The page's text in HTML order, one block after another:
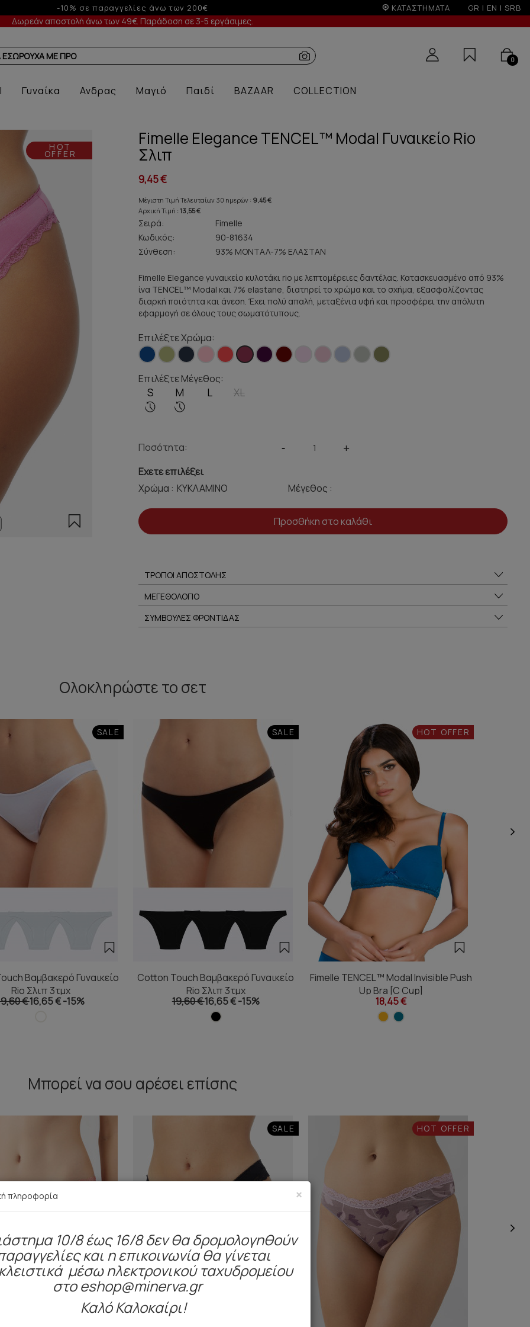
Έως 3 άτοκες δόσεις με πιστωτική άνω των 50€ ΚΑΤΑΣΤΗΜΑΤΑ GR | EN | SRB
Δωρεάν αποστολή άνω των 49€. Παράδοση σε 3-5 εργάσιμες.
ΕΣΩΡΟΥΧΑ ΜΕ ΠΡΟΣΦΟΡΑ 0
Γυναίκα Ανδρας Μαγιό Παιδί BAZAAR COLLECTION
HOT
OFFER
Fimelle Elegance TENCEL™ Modal Γυναικείο Rio
Σλιπ
9,45 €
Μέγιστη Τιμή Τελευταίων 30 ημερών : 9,45 €
Αρχική Τιμή : 13,55 €
Σειρά:
Fimelle
Κωδικός:
90-81634
Σύνθεση:
93% ΜΟΝΤΑΛ-7% ΕΛΑΣΤΑΝ
Fimelle Elegance γυναικείο κυλοτάκι rio με λεπτομέρειες δαντέλας. Κατασκευασμένο από 93%
ίνα TENCEL™ Modal και 7% elastane, διατηρεί το χρώμα και το σχήμα, εξασφαλίζοντας
διαρκή ποιότητα και άνεση. Έχει πολύ απαλή, μεταξένια υφή και προσφέρει την απόλυτη
εφαρμογή σε όλους τους σωματότυπους.
Επιλέξτε Χρώμα:
Επιλέξτε Μέγεθος:
S M L XL
Ποσότητα: - +
Εχετε επιλέξει
Χρώμα :
Μέγεθος :
Προσθήκη στο καλάθι
ΤΡΟΠΟΙ ΑΠΟΣΤΟΛΗΣ
ΜΕΓΕΘΟΛΟΓΙΟ
ΣΥΜΒΟΥΛΕΣ ΦΡΟΝΤΙΔΑΣ
Ολοκληρώστετο σετ
SALE
Βαμβακερό Γυναικείο
Rio Σλιπ 3τμχ
€16,65 €-15%
SALE
Cotton Touch Βαμβακερό Γυναικείο
Rio Σλιπ 3τμχ
19,60 €16,65 €-15%
HOT OFFER
Fimelle TENCEL™ Modal Invisible Push
Up Bra [C Cup]
18,45 €
Μπορεί να σου αρέσει επίσης
SALE HOT OFFER
×
πληροφορία
10/8 έως 16/8 δεν θα δρομολογηθούν
και η επικοινωνία θα γίνεται
μέσω ηλεκτρονικού ταχυδρομείου
στο eshop@minerva.gr
Καλό Καλοκαίρι!